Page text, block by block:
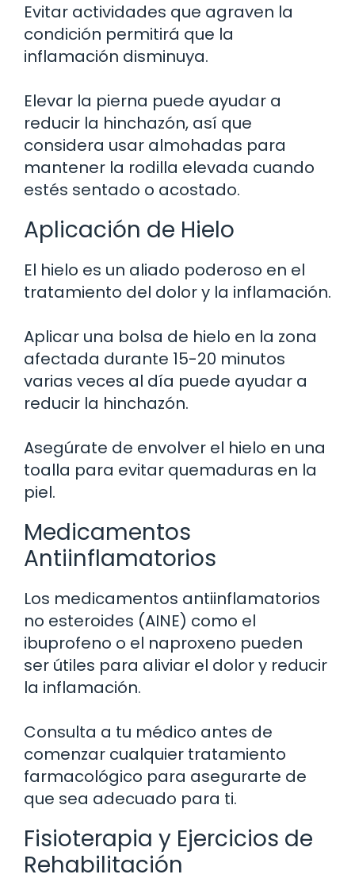
Evitar actividades que agraven la
condición permitirá que la
inflamación disminuya.
Elevar la pierna puede ayudar a
reducir la hinchazón, así que
considera usar almohadas para
mantener la rodilla elevada cuando
estés sentado o acostado.
Aplicación de Hielo
El hielo es un aliado poderoso en el
tratamiento del dolor y la inflamación.
Aplicar una bolsa de hielo en la zona
afectada durante 15-20 minutos
varias veces al día puede ayudar a
reducir la hinchazón.
Asegúrate de envolver el hielo en una
toalla para evitar quemaduras en la
piel.
Medicamentos
Antiinflamatorios
Los medicamentos antiinflamatorios
no esteroides (AINE) como el
ibuprofeno o el naproxeno pueden
ser útiles para aliviar el dolor y reducir
la inflamación.
Consulta a tu médico antes de
comenzar cualquier tratamiento
farmacológico para asegurarte de
que sea adecuado para ti.
Fisioterapia y Ejercicios de
Rehabilitación